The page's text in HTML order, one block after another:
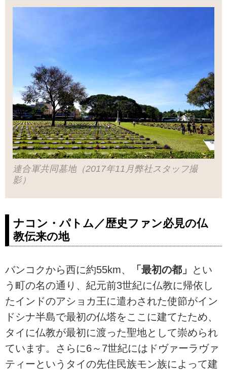
連合軍共同墓地（2017年11月弊社スタッフ撮
影）
ナコン・パトム／歴史ファン必見の仏
教伝来の地
バンコクから西に約55km、 「最初の都」
とい
う町の名の通り、紀元前3世紀に仏教に帰依し
たインドのアショカ王に遣わされた使節がイン
ドシナ半島で最初の仏塔をここに建てたため、
タイに仏教が最初に渡った聖地として崇められ
ています。さらに6～7世紀にはドヴァーラヴァ
ティーというタイの先住民族モン族によって建